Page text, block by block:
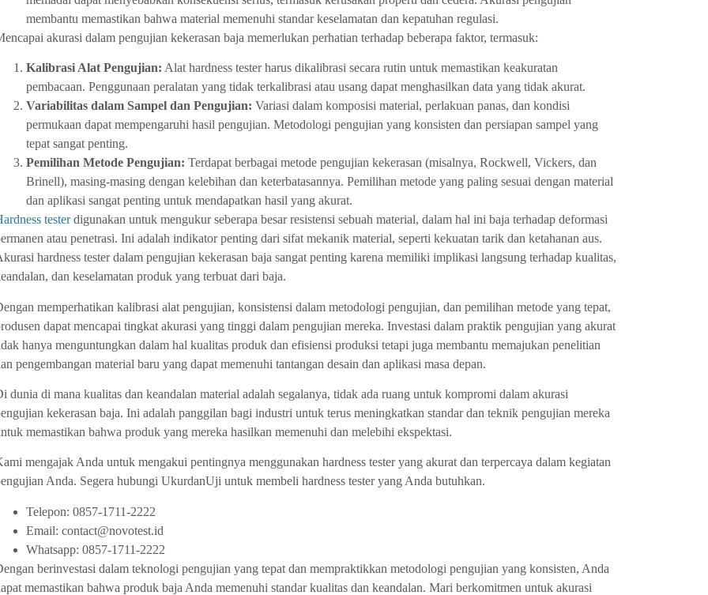
membantu memastikan bahwa material memenuhi standar keselamatan dan kepatuhan regulasi.
akurasi dalam pengujian kekerasan baja memerlukan perhatian terhadap beberapa faktor, termasuk:
Kalibrasi Alat Pengujian: Alat hardness tester harus dikalibrasi secara rutin untuk memastikan keakuratan
pembacaan. Penggunaan peralatan yang tidak terkalibrasi atau usang dapat menghasilkan data yang tidak akurat.
Variabilitas dalam Sampel dan Pengujian: Variasi dalam komposisi material, perlakuan panas, dan kondisi
permukaan dapat mempengaruhi hasil pengujian. Metodologi pengujian yang konsisten dan persiapan sampel yang
tepat sangat penting.
Pemilihan Metode Pengujian: Terdapat berbagai metode pengujian kekerasan (misalnya, Rockwell, Vickers, dan
Brinell), masing-masing dengan kelebihan dan keterbatasannya. Pemilihan metode yang paling sesuai dengan material
dan aplikasi sangat penting untuk mendapatkan hasil yang akurat.
testerdigunakan untuk mengukur seberapa besar resistensi sebuah material, dalam hal ini baja terhadap deformasi
atau penetrasi. Ini adalah indikator penting dari sifat mekanik material, seperti kekuatan tarik dan ketahanan aus.
hardness tester dalam pengujian kekerasan baja sangat penting karena memiliki implikasi langsung terhadap kualitas,
dan keselamatan produk yang terbuat dari baja.
memperhatikan kalibrasi alat pengujian, konsistensi dalam metodologi pengujian, dan pemilihan metode yang tepat,
dapat mencapai tingkat akurasi yang tinggi dalam pengujian mereka. Investasi dalam praktik pengujian yang akurat
hanya menguntungkan dalam hal kualitas produk dan efisiensi produksi tetapi juga membantu memajukan penelitian
pengembangan material baru yang dapat memenuhi tantangan desain dan aplikasi masa depan.
dunia di mana kualitas dan keandalan material adalah segalanya, tidak ada ruang untuk kompromi dalam akurasi
kekerasan baja. Ini adalah panggilan bagi industri untuk terus meningkatkan standar dan teknik pengujian mereka
memastikan bahwa produk yang mereka hasilkan memenuhi dan melebihi ekspektasi.
mengajak Anda untuk mengakui pentingnya menggunakan hardness tester yang akurat dan terpercaya dalam kegiatan
Anda. Segera hubungi UkurdanUji untuk membeli hardness tester yang Anda butuhkan.
Telepon: 0857-1711-2222
Email: contact@novotest.id
Whatsapp: 0857-1711-2222
berinvestasi dalam teknologi pengujian yang tepat dan mempraktikkan metodologi pengujian yang konsisten, Anda
memastikan bahwa produk baja Anda memenuhi standar kualitas dan keandalan. Mari berkomitmen untuk akurasi